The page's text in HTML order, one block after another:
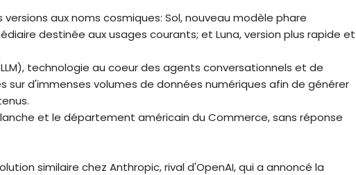
versions aux noms cosmiques: Sol, nouveau modèle phare
destinée aux usages courants; et Luna, version plus rapide et
technologie au coeur des agents conversationnels et de
sur d'immenses volumes de données numériques afin de générer
et le département américain du Commerce, sans réponse
similaire chez Anthropic, rival d'OpenAI, qui a annoncé la